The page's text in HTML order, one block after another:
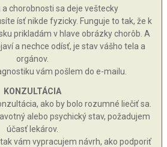
chorobnosti sa deje veštecky
ísť nikde fyzicky. Funguje to tak, že k
prikladám v hlave obrázky chorôb. A
a nechce odísť, je stav vášho tela a
orgánov.
vám pošlem do e-mailu.
KONZULTÁCIA
ako by bolo rozumné liečiť sa.
alebo psychický stav, požadujem
účasť lekárov.
vám vypracujem návrh, ako podporiť